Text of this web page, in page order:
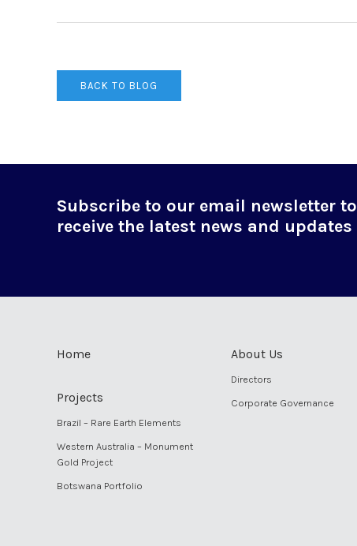
BACK TO BLOG
Subscribe to our email newsletter to
receive the latest news and updates
Home
Projects
Brazil – Rare Earth Elements
Western Australia – Monument
Gold Project
Botswana Portfolio
About Us
Directors
Corporate Governance